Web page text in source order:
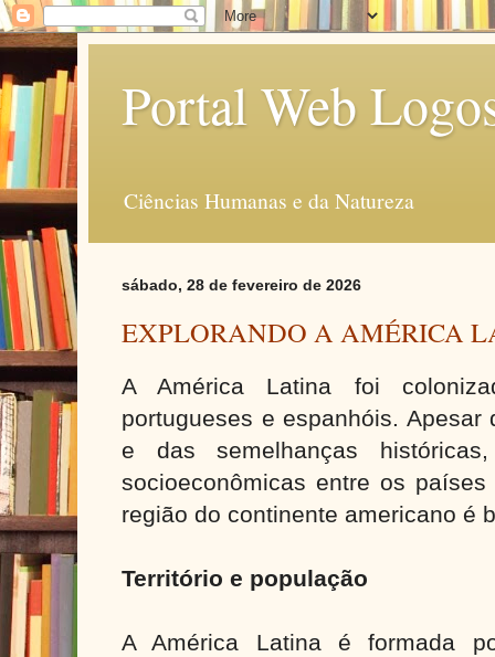
Portal Web
Ciências Humanas e da Natureza
sábado, 28 de fevereiro de 2026
EXPLORANDO A AMÉRICA
A América Latina foi
portugueses e espanhóis.
e das semelhanças
socioeconômicas entre os
região do continente americano é
Território e população
A América Latina é formada